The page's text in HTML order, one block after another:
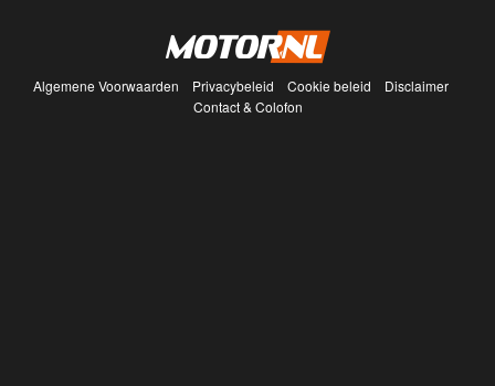
Algemene Voorwaarden Privacybeleid Cookie beleid
Disclaimer
Contact & Colofon